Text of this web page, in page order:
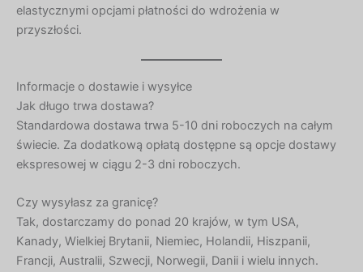
elastycznymi opcjami płatności do wdrożenia w
przyszłości.
Informacje o dostawie i wysyłce
Jak długo trwa dostawa?
Standardowa dostawa trwa 5-10 dni roboczych na całym
świecie. Za dodatkową opłatą dostępne są opcje dostawy
ekspresowej w ciągu 2-3 dni roboczych.
Czy wysyłasz za granicę?
Tak, dostarczamy do ponad 20 krajów, w tym USA,
Kanady, Wielkiej Brytanii, Niemiec, Holandii, Hiszpanii,
Francji, Australii, Szwecji, Norwegii, Danii i wielu innych.